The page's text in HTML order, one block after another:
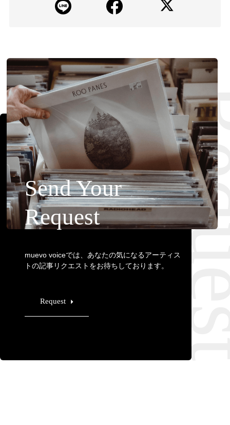
Send Your
Request
muevo voiceでは、あなたの気になるアーティス
トの記事リクエストをお待ちしております。
Request